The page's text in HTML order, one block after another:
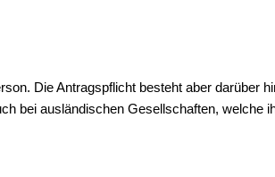
Die Antragspflicht besteht aber darüber
bei ausländischen Gesellschaften, welche